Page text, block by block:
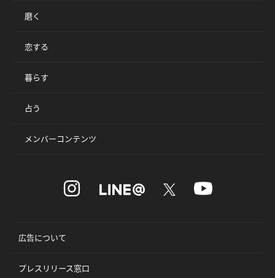
磨く
恋する
暮らす
占う
メンバーコンテンツ
広告について
プレスリリース窓口